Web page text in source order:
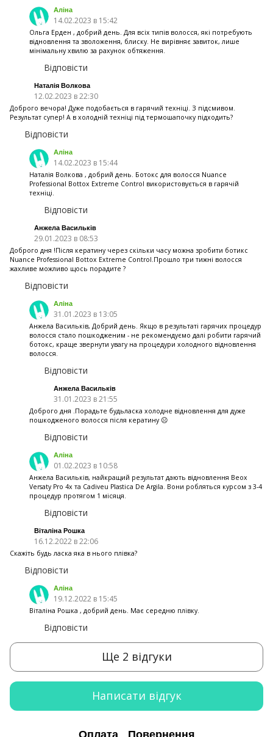
Аліна
14.02.2023 в 15:42
Ольга Ерден , добрий день. Для всіх типів волосся, які потребують
відновлення та зволоження, блиску. Не вирівняє завиток, лише
мінімальну хвилю за рахунок обтяження.
Відповісти
Наталія Волкова
12.02.2023 в 22:30
Доброго вечора! Дуже подобається в гарячий техніці. З підсмивом.
Результат супер! А в холодній техніці під термошапочку підходить?
Відповісти
Аліна
14.02.2023 в 15:44
Наталія Волкова , добрий день. Ботокс для волосся Nuance
Professional Bottox Extreme Control використовується в гарячій
техніці.
Відповісти
Анжела Васильків
29.01.2023 в 08:53
Доброго дня !Після кератину через скільки часу можна зробити ботикс
Nuance Professional Bottox Extreme Control.Прошло три тижні волосся
жахливе можливо щось порадите ?
Відповісти
Аліна
31.01.2023 в 13:05
Анжела Васильків, Добрий день. Якщо в результаті гарячих процедур
волосся стало пошкодженим - не рекомендуємо далі робити гарячий
ботокс, краще звернути увагу на процедури холодного відновлення
волосся.
Відповісти
Анжела Васильків
31.01.2023 в 21:55
Доброго дня .Порадьте будьласка холодне відновлення для дуже
пошкодженого волосся після кератину ☹️
Відповісти
Аліна
01.02.2023 в 10:58
Анжела Васильків, найкращий результат дають відновлення Beox
Versaty Pro 4x та Cadiveu Plastica De Argila. Вони робляться курсом з 3-4
процедур протягом 1 місяця.
Відповісти
Віталіна Рошка
16.12.2022 в 22:06
Скажіть будь ласка яка в нього плівка?
Відповісти
Аліна
19.12.2022 в 15:45
Віталіна Рошка , добрий день. Має середню плівку.
Відповісти
Ще 2 відгуки
Написати відгук